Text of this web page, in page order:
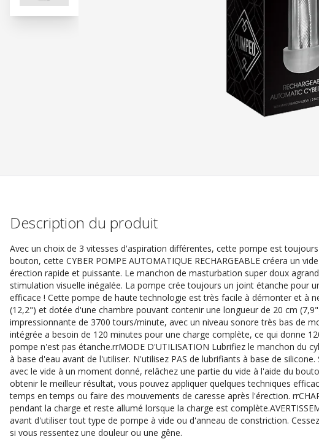
Description du produit
Avec un choix de 3 vitesses d'aspiration différentes, cette pompe est
bouton, cette CYBER POMPE AUTOMATIQUE RECHARGEABLE créera un
érection rapide et puissante. Le manchon de masturbation super doux
stimulation visuelle inégalée. La pompe crée toujours un joint étanche pour
efficace ! Cette pompe de haute technologie est très facile à démonter et à
(12,2") et dotée d'une chambre pouvant contenir une longueur de 20 cm
impressionnante de 3700 tours/minute, avec un niveau sonore très bas de
intégrée a besoin de 120 minutes pour une charge complète, ce qui donne
pompe n'est pas étanche.rrMODE D'UTILISATION Lubrifiez le manchon du
à base d'eau avant de l'utiliser. N'utilisez PAS de lubrifiants à base de
avec le vide à un moment donné, relâchez une partie du vide à l'aide du
obtenir le meilleur résultat, vous pouvez appliquer quelques techniques
temps en temps ou faire des mouvements de caresse après l'érection.
pendant la charge et reste allumé lorsque la charge est
avant d'utiliser tout type de pompe à vide ou d'anneau de constriction.
si vous ressentez une douleur ou une gêne.